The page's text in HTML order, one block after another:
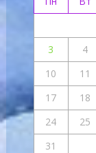
3
4
10
11
17
18
24
25
31